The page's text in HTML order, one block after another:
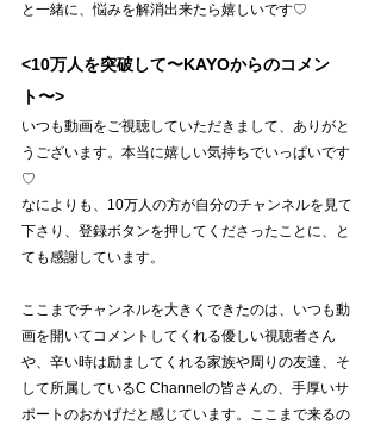
と一緒に、悩みを解消出来たら嬉しいです♡
<10万人を突破して〜KAYOからのコメン
ト〜>
いつも動画をご視聴していただきまして、ありがと
うございます。本当に嬉しい気持ちでいっぱいです
♡
なによりも、10万人の方が自分のチャンネルを見て
下さり、登録ボタンを押してくださったことに、と
ても感謝しています。
ここまでチャンネルを大きくできたのは、いつも動
画を開いてコメントしてくれる優しい視聴者さん
や、辛い時は励ましてくれる家族や周りの友達、そ
して所属しているC Channelの皆さんの、手厚いサ
ポートのおかげだと感じています。ここまで来るの